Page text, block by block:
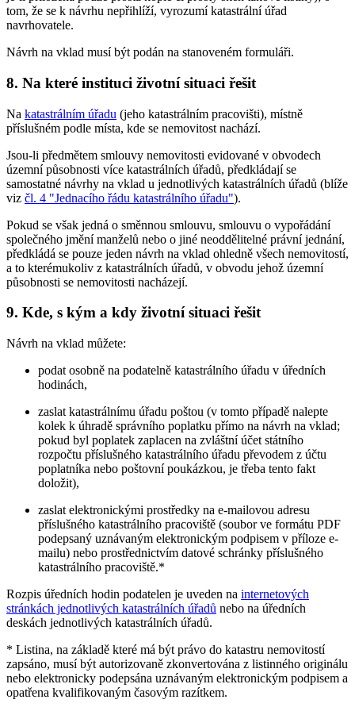
tom, že se k návrhu nepřihlíží, vyrozumí katastrální úřad
navrhovatele.
Návrh na vklad musí být podán na stanoveném formuláři.
8. Na které instituci životní situaci řešit
Na katastrálním úřadu (jeho katastrálním pracovišti), místně
příslušném podle místa, kde se nemovitost nachází.
Jsou-li předmětem smlouvy nemovitosti evidované v obvodech
územní působnosti více katastrálních úřadů, předkládají se
samostatné návrhy na vklad u jednotlivých katastrálních úřadů (blíže
viz čl. 4 "Jednacího řádu katastrálního úřadu").
Pokud se však jedná o směnnou smlouvu, smlouvu o vypořádání
společného jmění manželů nebo o jiné neoddělitelné právní jednání,
předkládá se pouze jeden návrh na vklad ohledně všech nemovitostí,
a to kterémukoliv z katastrálních úřadů, v obvodu jehož územní
působnosti se nemovitosti nacházejí.
9. Kde, s kým a kdy životní situaci řešit
Návrh na vklad můžete:
podat osobně na podatelně katastrálního úřadu v úředních
hodinách,
zaslat katastrálnímu úřadu poštou (v tomto případě nalepte
kolek k úhradě správního poplatku přímo na návrh na vklad;
pokud byl poplatek zaplacen na zvláštní účet státního
rozpočtu příslušného katastrálního úřadu převodem z účtu
poplatníka nebo poštovní poukázkou, je třeba tento fakt
doložit),
zaslat elektronickými prostředky na e-mailovou adresu
příslušného katastrálního pracoviště (soubor ve formátu PDF
podepsaný uznávaným elektronickým podpisem v příloze e-
mailu) nebo prostřednictvím datové schránky příslušného
katastrálního pracoviště.*
Rozpis úředních hodin podatelen je uveden na internetových
stránkách jednotlivých katastrálních úřadů nebo na úředních
deskách jednotlivých katastrálních úřadů.
* Listina, na základě které má být právo do katastru nemovitostí
zapsáno, musí být autorizovaně zkonvertována z listinného originálu
nebo elektronicky podepsána uznávaným elektronickým podpisem a
opatřena kvalifikovaným časovým razítkem.